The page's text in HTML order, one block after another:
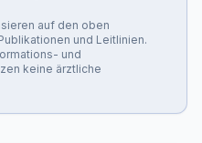
auf den oben
und Leitlinien.
und
keine ärztliche